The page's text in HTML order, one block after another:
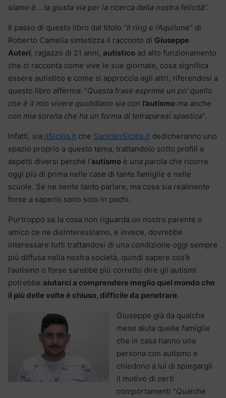
siamo è… la giusta via per la ricerca della nostra felicità“.
Il passo di questo libro dal titolo “Il ring e l’Aquilone” di
Roberto Camelia sintetizza il racconto di Giuseppe
Auteri, ragazzo di 21 anni, autistico ad alto funzionamento
che ci racconta come vive le sue giornate, cosa significa
essere autistico e come si approccia agli altri, riferendosi a
questo libro afferma: “Questa frase esprime un po’ quello
che è il mio vivere quotidiano sia con l’autismo ma anche
con mia sorella che ha un forma di tetraparesi spastica“.
Infatti, sia ilSicilia.it che SanitàinSicilia.it dedicheranno uno
spazio proprio a questo tema, trattandolo sotto profili e
aspetti diversi perché l’autismo è una parola che ricorre
oggi più di prima nelle case di tante famiglie e nelle
scuole. Se ne sente tanto parlare, ma cosa sia realmente
forse a saperlo sono solo in pochi.
Purtroppo se la cosa non riguarda un nostro parente o
amico ce ne disinteressiamo, e invece, dovrebbe
interessare tutti trattandosi di una condizione oggi sempre
più diffusa nella nostra società, quindi sapere cos’è
l’autismo o forse sarebbe più corretto dire gli autismi
potrebbe aiutarci a comprendere meglio quel mondo che
il più delle volte è chiuso, difficile da penetrare.
Giuseppe già da qualche
mese aiuta quelle famiglie
che in casa hanno una
persona con autismo e
chiedono a lui di spiegargli
il motivo di certi
comportamenti “Qualche